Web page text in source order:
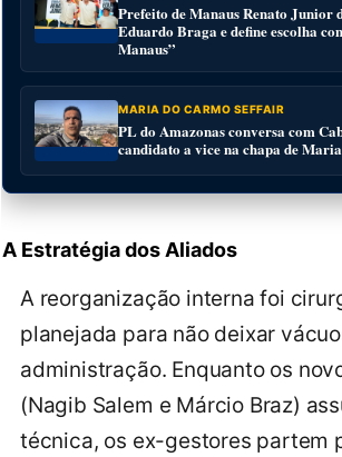
Prefeito de Manaus Renato Junior
Eduardo Braga e define escolha
Manaus”
MARIA DO CARMO SEFFAIR
PL do Amazonas conversa com
candidato a vice na chapa de
A Estratégia dos Aliados
A reorganização interna foi
planejada para não deixar
administração. Enquanto os
(Nagib Salem e Márcio Braz)
técnica, os ex-gestores partem